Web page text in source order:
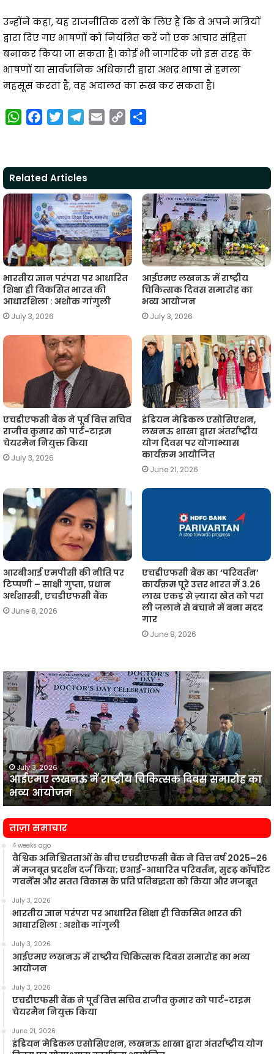
उन्होंने कहा, यह राजनीतिक दलों के लिए है कि वे अपने मंत्रियों
द्वारा दिए गए भाषणों को नियंत्रित करें जो एक आचार संहिता
बनाकर किया जा सकता है। कोई भी नागरिक जो इस तरह के
भाषणों या सार्वजनिक अधिकारी द्वारा अभद्र भाषा से हमला
महसूस करता है, वह अदालत का रुख कर सकता है।
W
t
s
A
p
p
e
b
o
o
k
t
t
e
r
e
g
r
a
m
i
y
i
n
k
r
Related Articles
भारतीय ज्ञान परंपरा पर आधारित
शिक्षा ही विकसित भारत की
आधारशिला : अशोक गांगुली
July 3, 2026
आईएमए लखनऊ में राष्ट्रीय
चिकित्सक दिवस समारोह का
भव्य आयोजन
July 3, 2026
एचडीएफसी बैंक ने पूर्व वित्त सचिव
राजीव कुमार को पार्ट-टाइम
चेयरमैन नियुक्त किया
July 3, 2026
इंडियन मेडिकल एसोसिएशन,
लखनऊ शाखा द्वारा अंतर्राष्ट्रीय
योग दिवस पर योगाभ्यास
कार्यक्रम आयोजित
June 21, 2026
आरबीआई एमपीसी की नीति पर
टिप्पणी – साक्षी गुप्ता, प्रधान
अर्थशास्त्री, एचडीएफसी बैंक
June 8, 2026
एचडीएफसी बैंक का ‘परिवर्तन’
कार्यक्रम पूरे उत्तर भारत में 3.26
लाख एकड़ से ज़्यादा खेत को परा
ली जलाने से बचाने में बना मदद
गार
June 8, 2026
आईएमए
लखनऊ
में
राष्ट्रीय
चिकित्सक
दिवस
समारोह
का
भव्य
आयोजन
July 3, 2026
आईएमए लखनऊ में राष्ट्रीय चिकित्सक दिवस समारोह का
भव्य आयोजन
ताज़ा समाचार
4 weeks ago
वैश्विक अनिश्चितताओं के बीच एचडीएफसी बैंक ने वित्त वर्ष 2025–26
में मजबूत प्रदर्शन दर्ज किया; एआई-आधारित परिवर्तन, सुदृढ़ कॉर्पोरेट
गवर्नेंस और सतत विकास के प्रति प्रतिबद्धता को किया और मजबूत
July 3, 2026
भारतीय ज्ञान परंपरा पर आधारित शिक्षा ही विकसित भारत की
आधारशिला : अशोक गांगुली
July 3, 2026
आईएमए लखनऊ में राष्ट्रीय चिकित्सक दिवस समारोह का भव्य
आयोजन
July 3, 2026
एचडीएफसी बैंक ने पूर्व वित्त सचिव राजीव कुमार को पार्ट-टाइम
चेयरमैन नियुक्त किया
June 21, 2026
इंडियन मेडिकल एसोसिएशन, लखनऊ शाखा द्वारा अंतर्राष्ट्रीय योग